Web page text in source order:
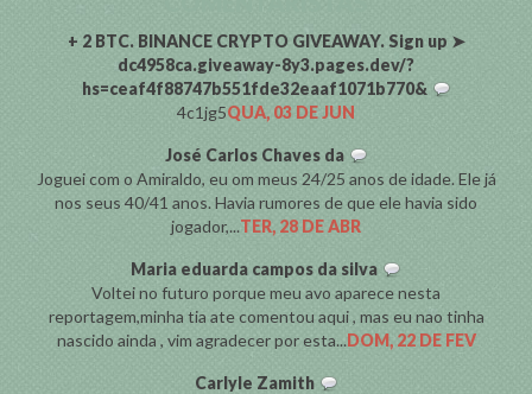
+ 2 BTC. BINANCE CRYPTO GIVEAWAY. Sign up ➤
dc4958ca.giveaway-8y3.pages.dev/?
hs=ceaf4f88747b551fde32eaaf1071b770&
4c1jg5QUA, 03 DE JUN
José Carlos Chaves da
Joguei com o Amiraldo, eu om meus 24/25 anos de idade. Ele já
nos seus 40/41 anos. Havia rumores de que ele havia sido
jogador,...TER, 28 DE ABR
Maria eduarda campos da silva
Voltei no futuro porque meu avo aparece nesta
reportagem,minha tia ate comentou aqui , mas eu nao tinha
nascido ainda , vim agradecer por esta...DOM, 22 DE FEV
Carlyle Zamith